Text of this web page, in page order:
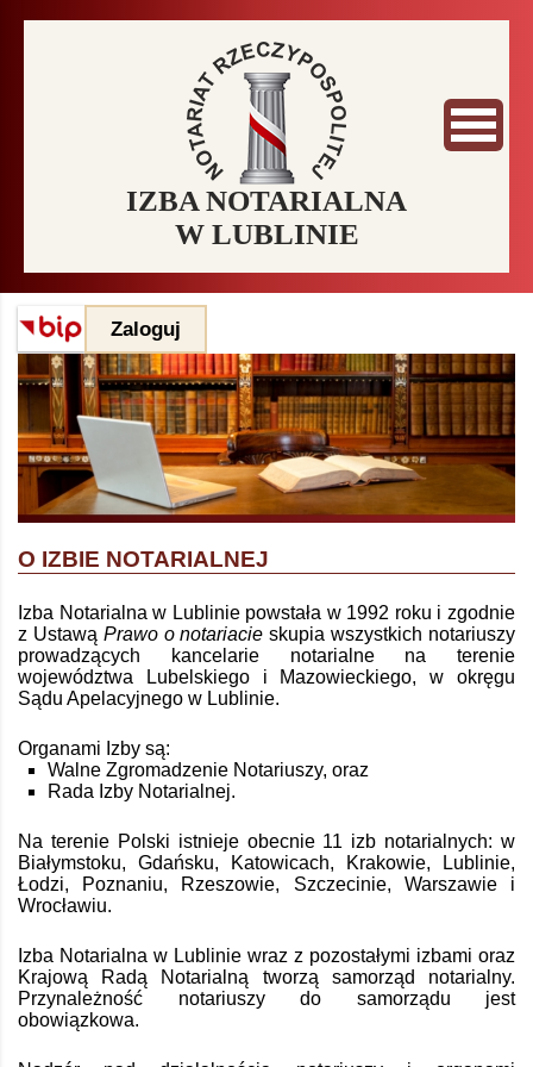
IZBA NOTARIALNA
W LUBLINIE
Zaloguj
O IZBIE NOTARIALNEJ
Izba Notarialna w Lublinie powstała w 1992 roku i zgodnie
z Ustawą Prawo o notariacie skupia wszystkich notariuszy
prowadzących kancelarie notarialne na terenie
województwa Lubelskiego i Mazowieckiego, w okręgu
Sądu Apelacyjnego w Lublinie.
Organami Izby są:
Walne Zgromadzenie Notariuszy, oraz
Rada Izby Notarialnej.
Na terenie Polski istnieje obecnie 11 izb notarialnych: w
Białymstoku, Gdańsku, Katowicach, Krakowie, Lublinie,
Łodzi, Poznaniu, Rzeszowie, Szczecinie, Warszawie i
Wrocławiu.
Izba Notarialna w Lublinie wraz z pozostałymi izbami oraz
Krajową Radą Notarialną tworzą samorząd notarialny.
Przynależność notariuszy do samorządu jest
obowiązkowa.